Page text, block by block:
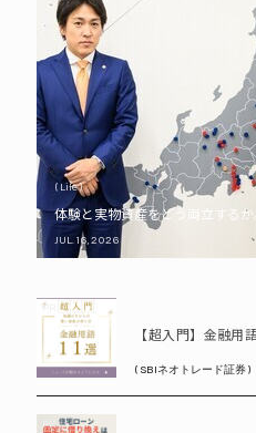
( Life )
体験と実物資産をどう両立する
JUL. 16, 2026
PR
( SBIネオトレード証券 )
PR